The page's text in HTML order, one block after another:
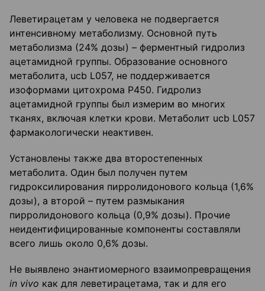
Леветирацетам у человека не подвергается
интенсивному метаболизму. Основной путь
метаболизма (24% дозы) – ферментный гидролиз
ацетамидной группы. Образование основного
метаболита, ucb L057, не поддерживается
изоформами цитохрома Р450. Гидролиз
ацетамидной группы был измерим во многих
тканях, включая клетки крови. Метаболит ucb L057
фармакологически неактивен.
Установлены также два второстепенных
метаболита. Один был получен путем
гидроксилирования пирролидонового кольца (1,6%
дозы), а второй – путем размыкания
пирролидонового кольца (0,9% дозы). Прочие
неидентифицированные компоненты составляли
всего лишь около 0,6% дозы.
Не выявлено энантиомерного взаимопревращения
in vivo как для леветирацетама, так и для его